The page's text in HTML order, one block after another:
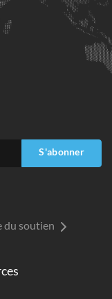
S'abonner
du soutien